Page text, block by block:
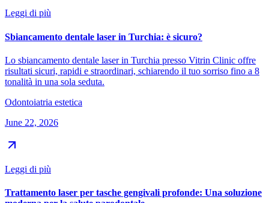
Leggi di più
Sbiancamento dentale laser in Turchia: è sicuro?
Lo sbiancamento dentale laser in Turchia presso Vitrin Clinic offre
risultati sicuri, rapidi e straordinari, schiarendo il tuo sorriso fino a 8
tonalità in una sola seduta.
Odontoiatria estetica
June 22, 2026
Leggi di più
Trattamento laser per tasche gengivali profonde: Una soluzione